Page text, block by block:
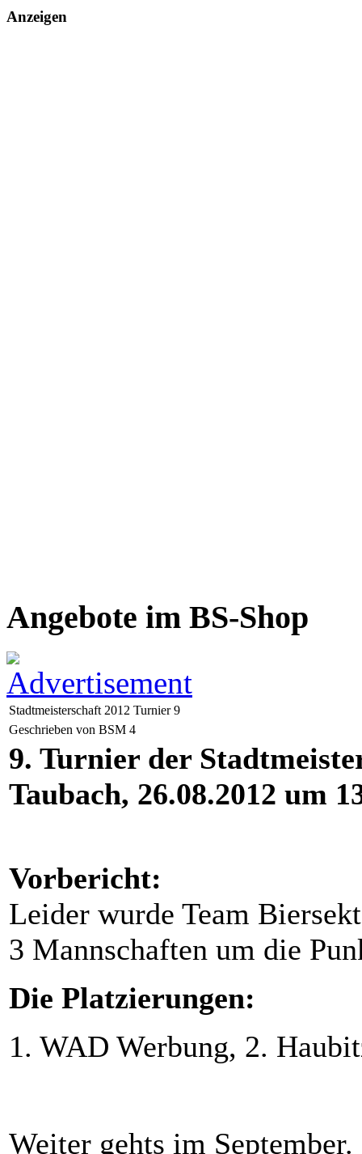
Anzeigen
Angebote im BS-Shop
Stadtmeisterschaft 2012 Turnier 9
Geschrieben von BSM 4
9. Turnier der
Taubach, 26.08.2012 um
Vorbericht:
Leider wurde Team
3 Mannschaften um die
Die Platzierungen:
1. WAD Werbung, 2.
Weiter gehts im September.